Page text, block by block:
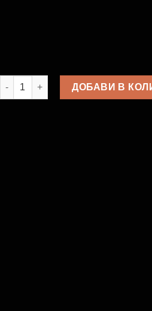
количество за Не се сърди човече
ДОБАВИ В